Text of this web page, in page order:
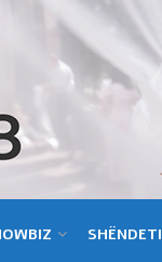
SHËNDETI